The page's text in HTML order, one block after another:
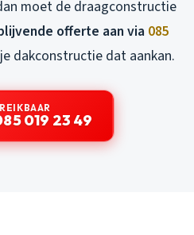
moet de draagconstructie
offerte aan via 085
dakconstructie dat aankan.
019 23 49